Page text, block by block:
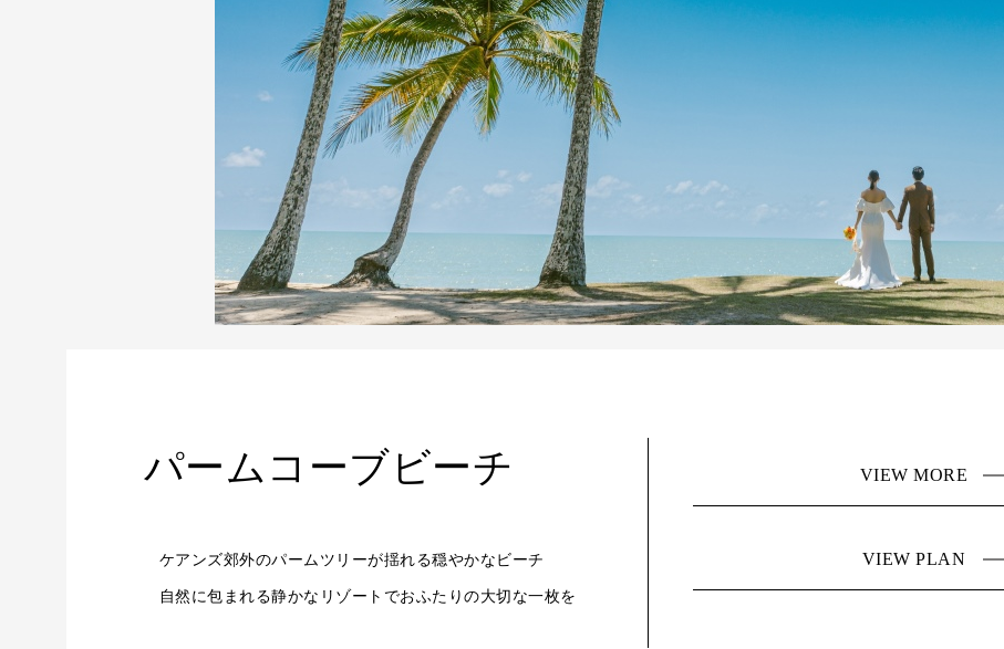
パームコーブビーチ
ケアンズ郊外のパームツリーが揺れる穏やかなビーチ
自然に包まれる静かなリゾートでおふたりの大切な一枚を
VIEW MORE
VIEW PLAN